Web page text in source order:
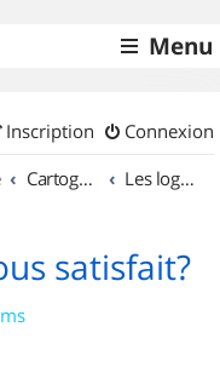
Menu
Connexion
Inscription
Cartographie et GPS Les logiciels
satisfait?